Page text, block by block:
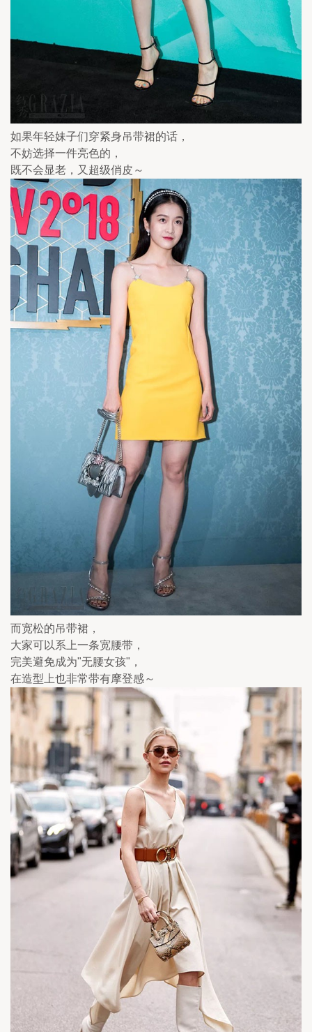
如果年轻妹子们穿紧身吊带裙的话，
不妨选择一件亮色的，
既不会显老，又超级俏皮～
而宽松的吊带裙，
大家可以系上一条宽腰带，
完美避免成为"无腰女孩"，
在造型上也非常带有摩登感～